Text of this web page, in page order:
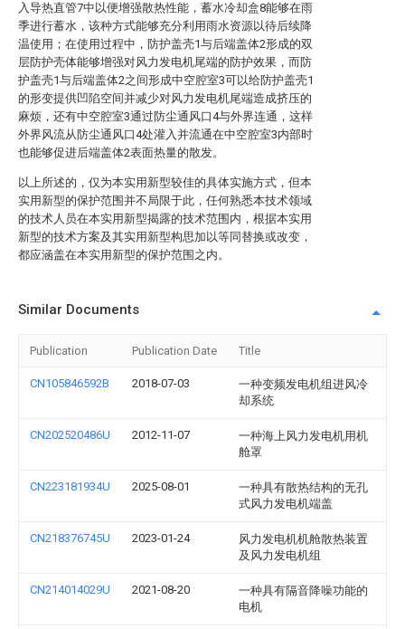
入导热直管7中以便增强散热性能，蓄水冷却盒8能够在雨
季进行蓄水，该种方式能够充分利用雨水资源以待后续降
温使用；在使用过程中，防护盖壳1与后端盖体2形成的双
层防护壳体能够增强对风力发电机尾端的防护效果，而防
护盖壳1与后端盖体2之间形成中空腔室3可以给防护盖壳1
的形变提供凹陷空间并减少对风力发电机尾端造成挤压的
麻烦，还有中空腔室3通过防尘通风口4与外界连通，这样
外界风流从防尘通风口4处灌入并流通在中空腔室3内部时
也能够促进后端盖体2表面热量的散发。
以上所述的，仅为本实用新型较佳的具体实施方式，但本
实用新型的保护范围并不局限于此，任何熟悉本技术领域
的技术人员在本实用新型揭露的技术范围内，根据本实用
新型的技术方案及其实用新型构思加以等同替换或改变，
都应涵盖在本实用新型的保护范围之内。
Similar Documents
Publication Publication Date Title
CN105846592B 2018-07-03
一种变频发电机组进风冷
却系统
CN202520486U 2012-11-07
一种海上风力发电机用机
舱罩
CN223181934U 2025-08-01
一种具有散热结构的无孔
式风力发电机端盖
CN218376745U 2023-01-24
风力发电机机舱散热装置
及风力发电机组
CN214014029U 2021-08-20
一种具有隔音降噪功能的
电机